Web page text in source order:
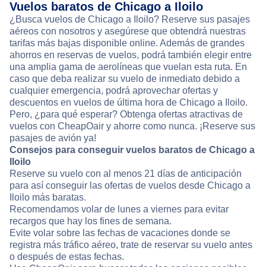
Vuelos baratos de Chicago a Iloilo
¿Busca vuelos de Chicago a Iloilo? Reserve sus pasajes
aéreos con nosotros y asegúrese que obtendrá nuestras
tarifas más bajas disponible online. Además de grandes
ahorros en reservas de vuelos, podrá también elegir entre
una amplia gama de aerolíneas que vuelan esta ruta. En
caso que deba realizar su vuelo de inmediato debido a
cualquier emergencia, podrá aprovechar ofertas y
descuentos en vuelos de última hora de Chicago a Iloilo.
Pero, ¿para qué esperar? Obtenga ofertas atractivas de
vuelos con CheapOair y ahorre como nunca. ¡Reserve sus
pasajes de avión ya!
Consejos para conseguir vuelos baratos de Chicago a
Iloilo
Reserve su vuelo con al menos 21 días de anticipación
para así conseguir las ofertas de vuelos desde Chicago a
Iloilo más baratas.
Recomendamos volar de lunes a viernes para evitar
recargos que hay los fines de semana.
Evite volar sobre las fechas de vacaciones donde se
registra más tráfico aéreo, trate de reservar su vuelo antes
o después de estas fechas.